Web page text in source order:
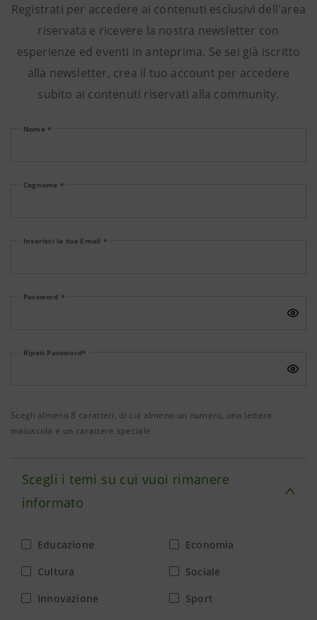
Registrati per accedere ai contenuti esclusivi dell'area
riservata e ricevere la nostra newsletter con
esperienze ed eventi in anteprima. Se sei già iscritto
alla newsletter, crea il tuo account per accedere
subito ai contenuti riservati alla community.
Nome *
Cognome *
Inserisci la tua Email *
Password *
Ripeti Password*
Scegli almeno 8 caratteri, di cui almeno un numero, una lettera
maiuscola e un carattere speciale
Scegli i temi su cui vuoi rimanere
informato
Educazione
Economia
Cultura
Sociale
Innovazione
Sport